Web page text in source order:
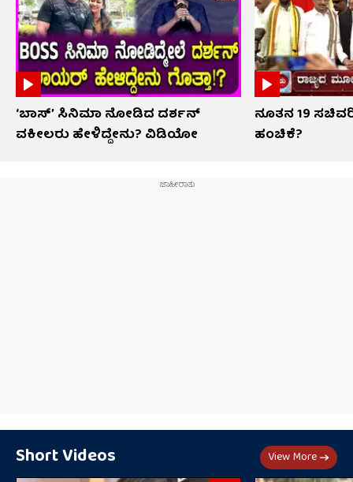
‘ಬಾಸ್’ ಸಿನಿಮಾ ನೋಡಿದ ದರ್ಶನ್
ವಕೀಲರು ಹೇಳಿದ್ದೇನು? ವಿಡಿಯೋ
ನೂತನ 19
ಹಂಚಿಕೆ?
Short Videos View More